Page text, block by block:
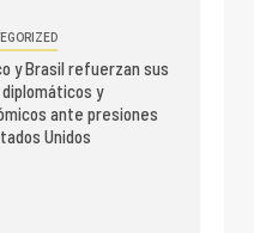
y Brasil refuerzan sus
y
ante presiones
Unidos